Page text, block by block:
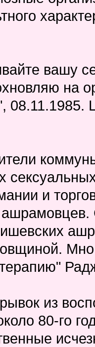
вашу
на
08.11.1985.
и
из
80-го